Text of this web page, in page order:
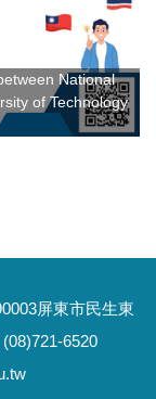
National
of Technology
屏東市民生東
6520